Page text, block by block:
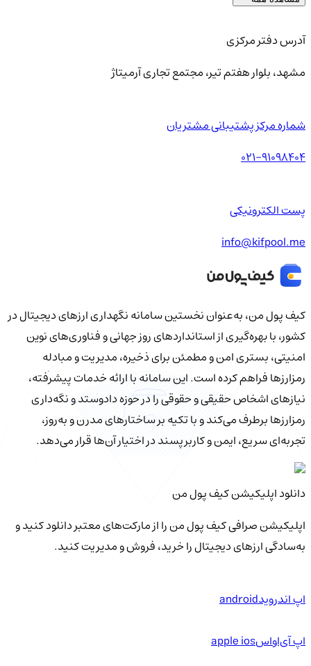
آدرس دفتر مرکزی
مشهد، بلوار هفتم تیر، مجتمع تجاری آرمیتاژ
شماره مرکز پشتیبانی مشتریان
021-91098404
پست الکترونیکی
info@kifpool.me
کیف‌ پول من، به‌عنوان نخستین سامانه نگهداری ارزهای دیجیتال در
کشور، با بهره‌گیری از استانداردهای روز جهانی و فناوری‌های نوین
امنیتی، بستری امن و مطمئن برای ذخیره، مدیریت و مبادله
رمزارزها فراهم کرده است. این سامانه با ارائه خدمات پیشرفته،
نیازهای اشخاص حقیقی و حقوقی را در حوزه دادوستد و نگه‌داری
رمزارزها برطرف می‌کند و با تکیه بر ساختارهای مدرن و به‌روز،
تجربه‌ای سریع، ایمن و کاربرپسند در اختیار آن‌ها قرار می‌دهد.
دانلود اپلیکیشن کیف‌ پول من
اپلیکیشن صرافی کیف پول من را از مارکت‌های معتبر دانلود کنید و
به‌سادگی ارزهای دیجیتال را خرید، فروش و مدیریت کنید.
اپ اندرویدandroid
اپ آی‌او‌اسapple ios